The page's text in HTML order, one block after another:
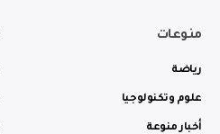
منوعات
رياضة
علوم وتكنولوجيا
أخبار منوعة